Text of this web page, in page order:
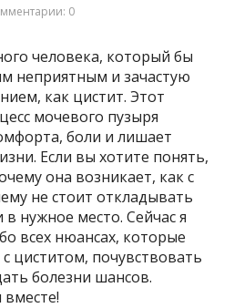
0
человека, который бы
неприятным и зачастую
как цистит. Этот
мочевого пузыря
боли и лишает
Если вы хотите понять,
она возникает, как с
не стоит откладывать
нужное место. Сейчас я
всех нюансах, которые
циститом, почувствовать
болезни шансов.